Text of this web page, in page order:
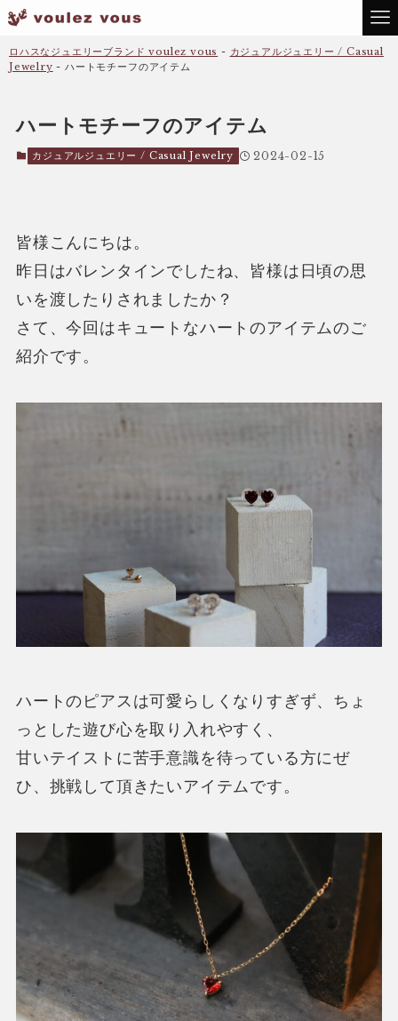
ロハスなジュエリーブランド voulez vous - カジュアルジュエリー / Casual
Jewelry -ハートモチーフのアイテム
ハートモチーフのアイテム
カジュアルジュエリー / Casual Jewelry 2024-02-15
皆様こんにちは。
昨日はバレンタインでしたね、皆様は日頃の思
いを渡したりされましたか？
さて、今回はキュートなハートのアイテムのご
紹介です。
ハートのピアスは可愛らしくなりすぎず、ちょ
っとした遊び心を取り入れやすく、
甘いテイストに苦手意識を待っている方にぜ
ひ、挑戦して頂きたいアイテムです。